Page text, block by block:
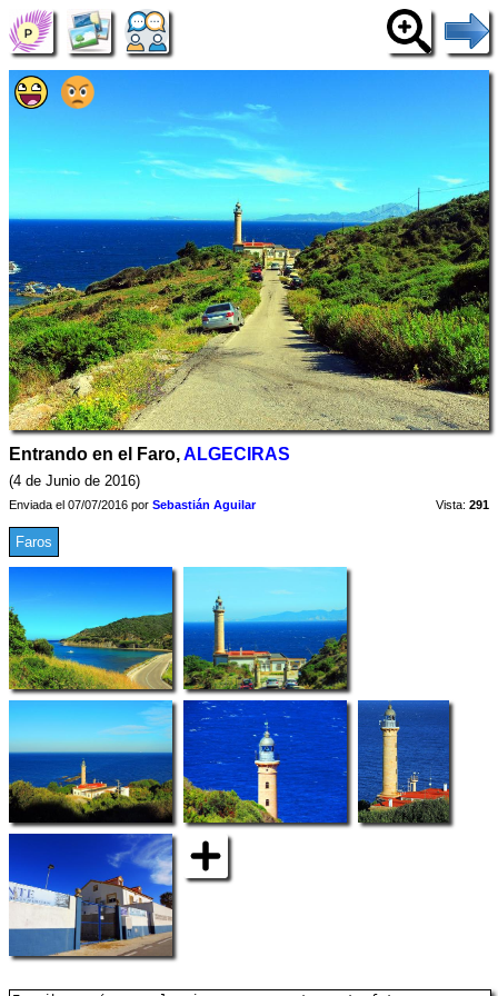
Entrando en el Faro,ALGECIRAS
(4 de Junio de 2016)
Enviada el 07/07/2016 por Sebastián Aguilar Vista: 291
Faros